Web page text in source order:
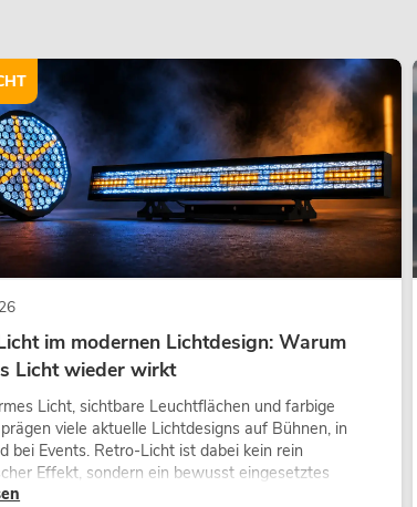
im modernen Lichtdesign: Warum
Licht wieder wirkt
Licht, sichtbare Leuchtflächen und farbige
viele aktuelle Lichtdesigns auf Bühnen, in
bei Events. Retro-Licht ist dabei kein rein
Effekt, sondern ein bewusst eingesetztes
Es schafft Atmosphäre, gibt Szenen